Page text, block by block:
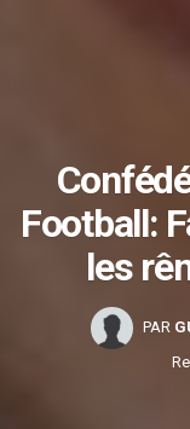
Football:
les
PAR